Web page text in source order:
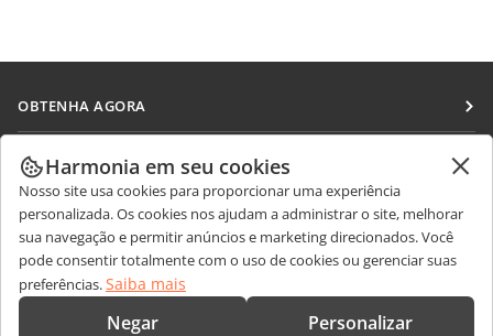
OBTENHA AGORA
Docs
DocSpace
Workspace
Conectores
Aplicativos para desktop
Aplicativos móveis
COLABORAR
Para colaboradores
Para tradutores
Para influenciadores
Vagas
RECEBA NOTÍCIAS
Blog
OBTER AJUDA
Fórum
CONTATE-NOS
Harmonia em seu cookies
Nosso site usa cookies para proporcionar uma experiência
personalizada. Os cookies nos ajudam a administrar o site, melhorar
sua navegação e permitir anúncios e marketing direcionados. Você
pode consentir totalmente com o uso de cookies ou gerenciar suas
preferências.Saiba mais
Negar Personalizar